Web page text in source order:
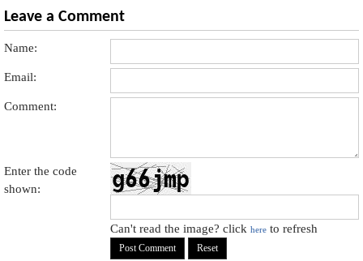
Leave a Comment
Name:
Email:
Comment:
Enter the code
shown:
Can't read the image? clickhere to refresh